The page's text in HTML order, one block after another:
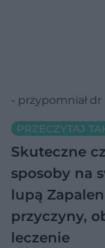
- przypomniał dr
PRZECZYTAJ
Skuteczne
sposoby na
lupą
przyczyny,
leczenie